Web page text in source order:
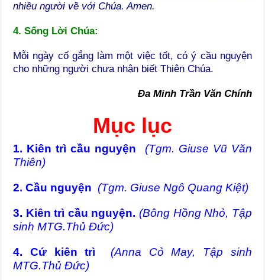
nhiều người về với Chúa. Amen.
4. Sống Lời Chúa:
Mỗi ngày cố gắng làm một việc tốt, có ý cầu nguyện
cho những người chưa nhận biết Thiên Chúa.
Đa Minh Trần Văn Chính
Mục lục
1. Kiên trì cầu nguyện
(Tgm. Giuse Vũ Văn
Thiên)
2. Cầu nguyện (Tgm. Giuse Ngô Quang Kiệt)
3. Kiên trì cầu nguyện.(Bông Hồng Nhỏ, Tập
sinh MTG.Thủ Đức)
4. Cứ kiên trì (Anna Cỏ May, Tập sinh
MTG.Thủ Đức)